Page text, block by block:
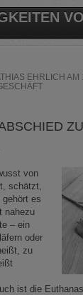
EHRLICH AM
ZU
von
schätzt,
es
nahezu
– ein
oder
zu
ist die